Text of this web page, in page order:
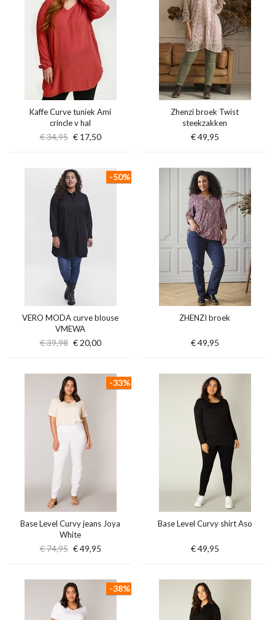
Kaffe Curve tuniek Ami
crincle v hal
€ 34,95 € 17,50
Zhenzi broek Twist
steekzakken
€ 49,95
VERO MODA curve blouse
VMEWA
€ 39,98 € 20,00
-50%
ZHENZI broek
€ 49,95
Base Level Curvy jeans Joya
White
€ 74,95 € 49,95
-33%
Base Level Curvy shirt Aso
€ 49,95
-38%